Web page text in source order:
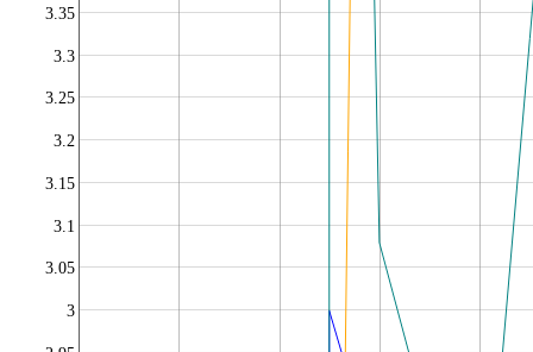
3
3.05
3.1
3.15
3.2
3.25
3.3
3.35